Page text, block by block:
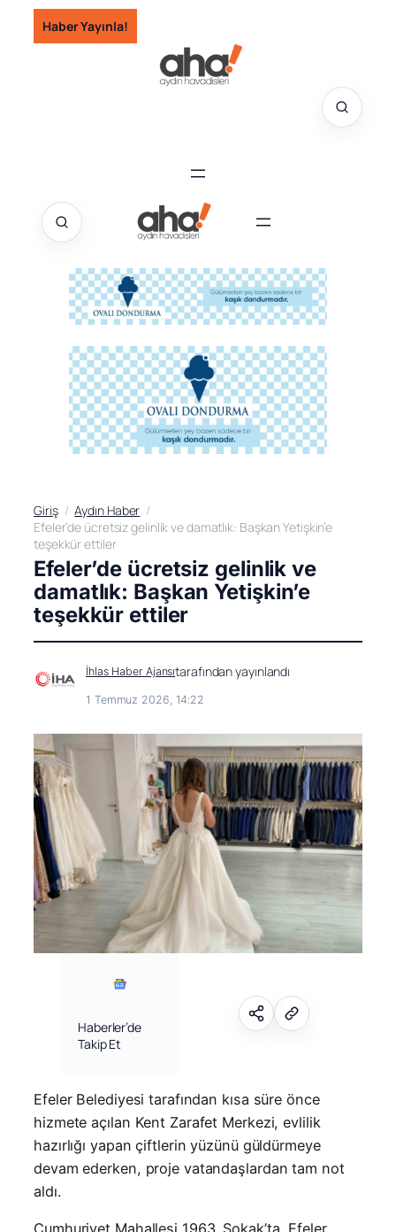
İçeriğe
geç
Haber Yayınla!
Giriş
Aydın Haber
Efeler’de ücretsiz gelinlik ve damatlık: Başkan Yetişkin’e
teşekkür ettiler
Efeler’de ücretsiz gelinlik ve
damatlık: Başkan Yetişkin’e
teşekkür ettiler
İhlas Haber Ajansıtarafından yayınlandı
1 Temmuz 2026, 14:22
Haberler’de
Takip Et
Efeler Belediyesi tarafından kısa süre önce
hizmete açılan Kent Zarafet Merkezi, evlilik
hazırlığı yapan çiftlerin yüzünü güldürmeye
devam ederken, proje vatandaşlardan tam not
aldı.